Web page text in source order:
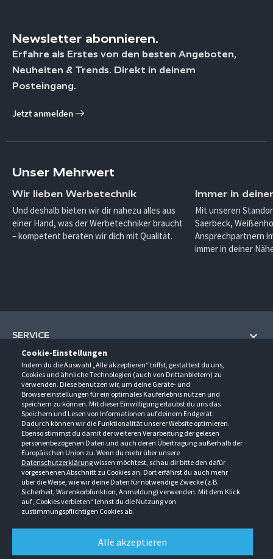
Cookie-Einstellungen
Indem du die Auswahl „Alle akzeptieren“ triffst, gestattest du uns,
Cookies und ähnliche Technologien (auch von Drittanbietern) zu
verwenden. Diese benutzen wir, um deine Geräte- und
Browsereinstellungen für ein optimales Kauferlebnis nutzen und
speichern zu können. Mit dieser Einwilligung erlaubst du uns das
Speichern und Lesen von Informationen auf deinem Endgerät.
Dadurch können wir die Funktionalität unserer Website optimieren.
Ebenso stimmst du damit der weiteren Verarbeitung der gelesen
personenbezogenen Daten und auch deren Übertragung außerhalb der
Europäischen Union zu. Wenn du mehr über unsere
Datenschutzerklärungwissen möchtest, schau dir bitte den dafür
vorgesehenen Abschnitt zu Cookies an. Dort erfährst du auch mehr
über die Weise, wie wir deine Daten für notwendige Zwecke (z.B.
Sicherheit, Warenkorbfunktion, Anmeldung) verwenden. Mit dem Klick
auf „Cookies verbieten“ lehnst du die Nutzung von
zustimmungspflichtigen Cookies ab.
Alle akzeptieren
Newsletter abonnieren.
Erfahre als Erstes von den besten Angeboten,
Neuheiten & Trends. Direkt in deinem
Posteingang.
Jetzt anmelden
Unser Mehrwert
Wir lieben Werbetechnik
Und deshalb bieten wir dir nahezu alles aus
einer Hand, was der Werbetechniker braucht
– kompetent beraten wir dich mit Qualität.
Immer in
Mit unseren
Saerbeck,
Ansprechpartnern
immer in deiner
SERVICE
Hilfe und Information
Fragen und Antworten (FAQ)
Kontakt
Newsletter
Events
Downloads
Kataloge
UNTERNEHMEN
Über uns
Anfahrt
Ansprechpartner
Außendienstbesuch
Jobs & Ausbildung
Retouren/Reklamationen
KONTAKT
Gröner-Schulze GmbH
Sarirstraße 5
12529 Schönefeld
Berlin-Schönefeld: +49 30 68 29 54-0
Saerbeck: +49 2574 88750-0
Weißenhorn: +49 731 3982-0
info@groener-schulze.com
ÖFFNUNGSZEITEN
Montag - Donnerstag
9:00 - 17:00
Freitag
9:00 - 15:00
FOLGE UNS
AGB Datenschutzbestimmungen Impressum
Alle Rechte vorbehalten. © Gröner-Schulze GmbH 2026 Verkauf nur an Unternehmer,